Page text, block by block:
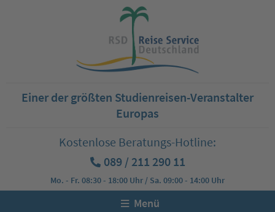
Einer der größten Studienreisen-Veranstalter
Europas
Kostenlose Beratungs-Hotline:
089 / 211 290 11
Mo. - Fr. 08:30 - 18:00 Uhr / Sa. 09:00 - 14:00 Uhr
Menü